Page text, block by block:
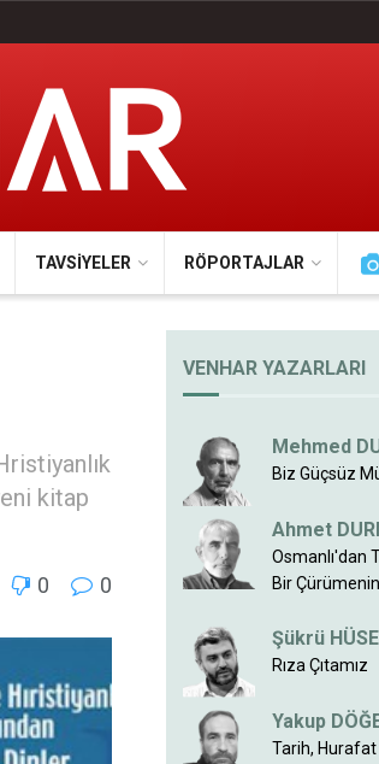
TAVSIYELER RÖPORTAJLAR
kitap
0 0
VENHAR YAZARLARI
Mehmed
Biz Güçsüz
Ahmet
Osmanlı'dan
Bir
Şükrü
Rıza Çıtamız
Yakup
Tarih,